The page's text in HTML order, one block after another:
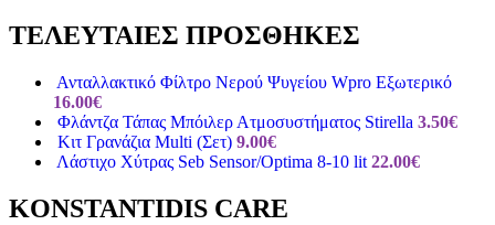
ΤΕΛΕΥΤΑΙΕΣ ΠΡΟΣΘΗΚΕΣ
Ανταλλακτικό Φίλτρο Νερού Ψυγείου Wpro Εξωτερικό
16.00€
Φλάντζα Τάπας Μπόιλερ Ατμοσυστήματος Stirella 3.50€
Κιτ Γρανάζια Multi (Σετ) 9.00€
Λάστιχο Χύτρας Seb Sensor/Optima 8-10 lit 22.00€
KONSTANTIDIS CARE